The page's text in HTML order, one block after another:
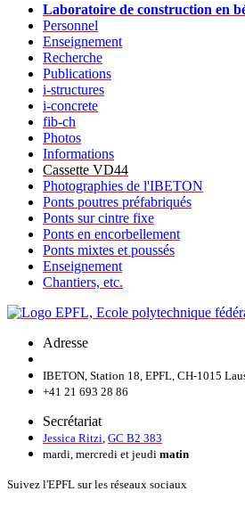
Laboratoire de construction en
Personnel
Enseignement
Recherche
Publications
i-structures
i-concrete
fib-ch
Photos
Informations
Cassette VD44
Photographies de l'IBETON
Ponts poutres préfabriqués
Ponts sur cintre fixe
Ponts en encorbellement
Ponts mixtes et poussés
Enseignement
Chantiers, etc.
Adresse
IBETON, Station 18, EPFL, CH-1015
+41 21 693 28 86
Secrétariat
Jessica Ritzi GC B2 383
mardi, mercredi et jeudi matin
Suivez l'EPFL sur les réseaux sociaux